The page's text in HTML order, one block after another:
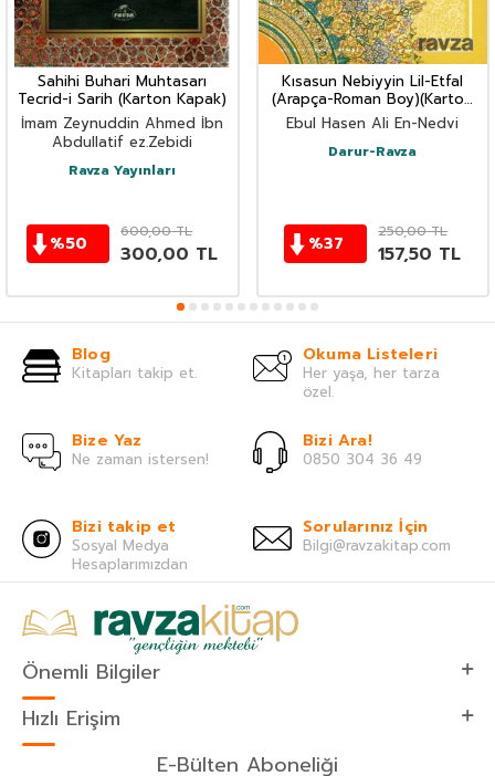
Sahihi Buhari Muhtasarı
Tecrid-i Sarih (Karton Kapak)
İmam Zeynuddin Ahmed İbn
Abdullatif ez.Zebidi
Ravza Yayınları
%50
600,00TL
300,00 TL
Kısasun Nebiyyin Lil-Etfal
(Arapça-Roman Boy)(Karton
Kapak)
Ebul Hasen Ali En-Nedvi
Darur-Ravza
%37
250,00TL
157,50 TL
Blog
Kitapları takip et.
Okuma Listeleri
Her yaşa, her tarza
özel.
Bize Yaz
Ne zaman istersen!
Bizi Ara!
0850 304 36 49
Bizi takip et
Sosyal Medya
Hesaplarımızdan
Sorularınız İçin
Bilgi@ravzakitap.com
Önemli Bilgiler
Hızlı Erişim
E-Bülten Aboneliği